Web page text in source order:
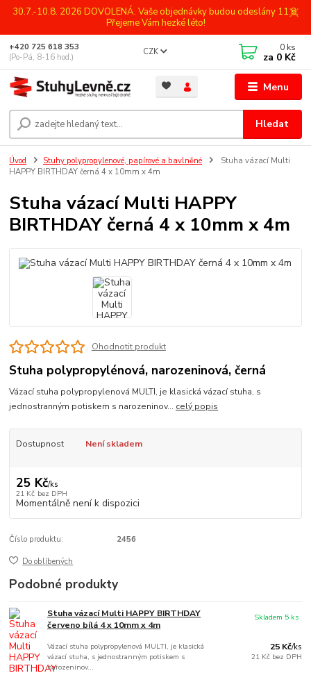
30.7.-10.8. 2026 DOVOLENÁ. Vaše objednávky budou odeslány 11.8.
Přejeme Vám hezké léto!
Menu
CZK
Hledat
+420 725 618 353
(Po-Pá, 8-16 hod.)
0 ks
za 0 Kč
Úvod Stuhy polypropylenové, papírové a bavlněné
Stuha vázací Multi
HAPPY BIRTHDAY černá 4 x 10mm x 4m
Stuha vázací Multi HAPPY
BIRTHDAY černá 4 x 10mm x 4m
Ohodnotit produkt
Stuha polypropylénová, narozeninová, černá
Vázací stuha polypropylenová MULTI, je klasická vázací stuha, s
jednostranným potiskem s narozeninov... celý popis
Dostupnost Není skladem
25 Kč/ks
21 Kč bez DPH
Momentálně není k dispozici
Číslo produktu: 2456
Do oblíbených
Podobné produkty
Stuha vázací Multi HAPPY BIRTHDAY
červeno bílá 4 x 10mm x 4m
Vázací stuha polypropylenová MULTI, je klasická
vázací stuha, s jednostranným potiskem s
narozeninov...
25 Kč/ks
21 Kč bez DPH
Skladem 5 ks